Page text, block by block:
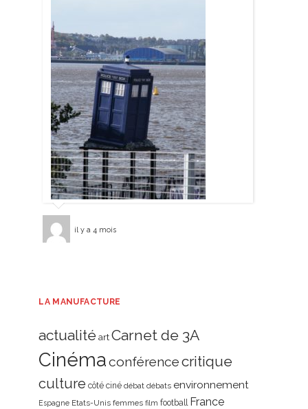
il y a 4 mois
LA MANUFACTURE
actualité art Carnet de 3A
Cinémaconférencecritique
culture côté ciné débat débats environnement
Espagne Etats-Unis femmes film football France